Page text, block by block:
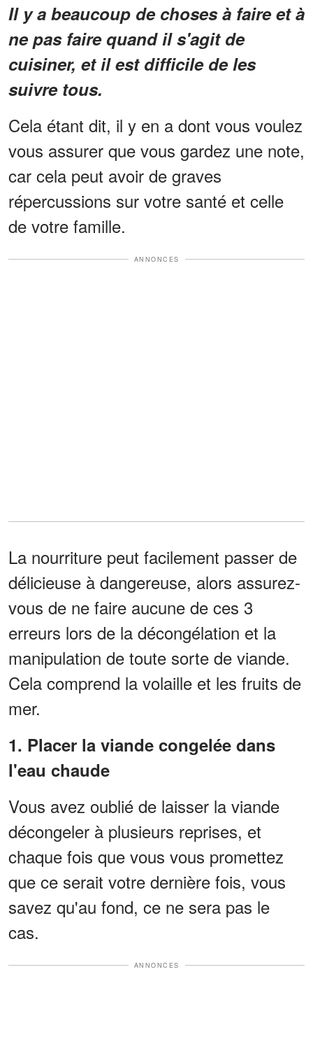
Il y a beaucoup de choses à faire et à
ne pas faire quand il s'agit de
cuisiner, et il est difficile de les
suivre tous.
Cela étant dit, il y en a dont vous voulez
vous assurer que vous gardez une note,
car cela peut avoir de graves
répercussions sur votre santé et celle
de votre famille.
ANNONCES
La nourriture peut facilement passer de
délicieuse à dangereuse, alors assurez-
vous de ne faire aucune de ces 3
erreurs lors de la décongélation et la
manipulation de toute sorte de viande.
Cela comprend la volaille et les fruits de
mer.
1. Placer la viande congelée dans
l'eau chaude
Vous avez oublié de laisser la viande
décongeler à plusieurs reprises, et
chaque fois que vous vous promettez
que ce serait votre dernière fois, vous
savez qu'au fond, ce ne sera pas le
cas.
ANNONCES